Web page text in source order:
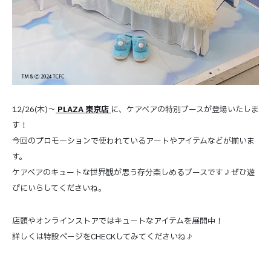
12/26(木)～ PLAZA 東京店 に、ケアベアの特別ブースが登場いたしま
す！
今回のプロモーションで使われているアートやアイテムなどが揃いま
す。
ケアベアのキュートな世界観が思う存分楽しめるブースです♪ぜひ遊
びにいらしてくださいね。
店頭やオンラインストアではキュートなアイテムを展開中！
詳しくは特設ページをCHECKしてみてくださいね♪